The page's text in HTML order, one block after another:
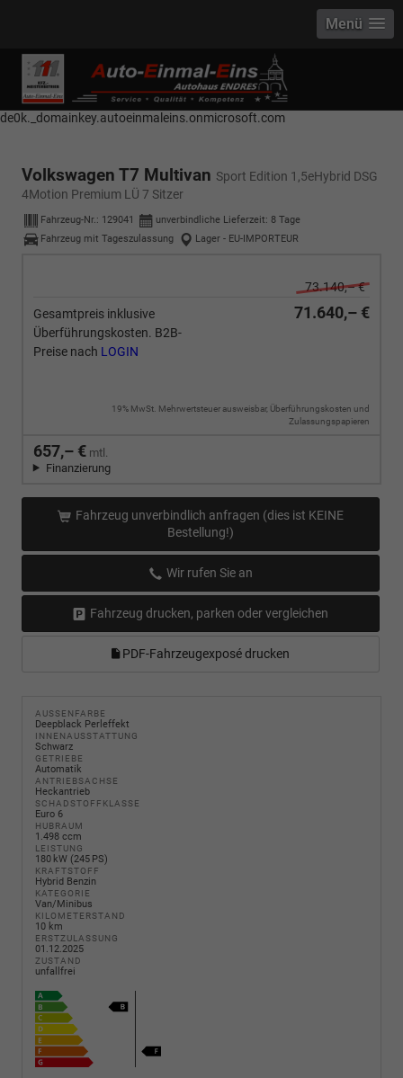
------------ Host Name : selector1._domainkey Points to address or value:
selector1-aee-de0k._domainkey.autoeinmaleins.onmicrosoft.com Host
Name : selector2._domainkey Points to address or value: selector2-aee-
de0k._domainkey.autoeinmaleins.onmicrosoft.com
Menü
Volkswagen T7 Multivan Sport Edition 1,5eHybrid DSG
4Motion Premium LÜ 7 Sitzer
Fahrzeug-Nr.: 129041 unverbindliche Lieferzeit: 8 Tage
Fahrzeug mit Tageszulassung
Lager - EU-IMPORTEUR
73.140,– €
Gesamtpreis inklusive
Überführungskosten. B2B-
Preise nach LOGIN
71.640,– €
19% MwSt. Mehrwertsteuer ausweisbar, Überführungskosten und
Zulassungspapieren
657,– € mtl.
Finanzierung
Fahrzeug unverbindlich anfragen (dies ist KEINE
Bestellung!)
Wir rufen Sie an
Fahrzeug drucken, parken oder vergleichen
PDF-Fahrzeugexposé drucken
AUSSENFARBE
Deepblack Perleffekt
INNENAUSSTATTUNG
Schwarz
GETRIEBE
Automatik
ANTRIEBSACHSE
Heckantrieb
SCHADSTOFFKLASSE
Euro 6
HUBRAUM
1.498 ccm
LEISTUNG
180 kW (245 PS)
KRAFTSTOFF
Hybrid Benzin
KATEGORIE
Van/Minibus
KILOMETERSTAND
10 km
ERSTZULASSUNG
01.12.2025
ZUSTAND
unfallfrei